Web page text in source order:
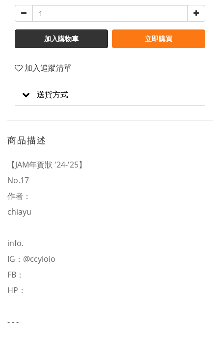
加入購物車 立即購買
加入追蹤清單
送貨方式
商品描述
【JAM年賀狀 '24-'25】
No.17
作者：
chiayu
info.
IG： @ccyioio
FB：
HP：
- - -